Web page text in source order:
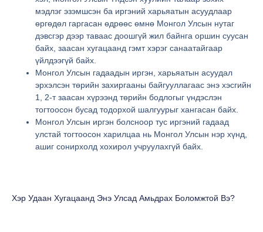
мэдлэг эзэмшсэн ба иргэний харьяатын асуудлаар
өргөдөл гаргасан өдрөөс өмнө Монгол Улсын нутаг
дэвсгэр дээр таваас доошгүй жил байнга оршин суусан
байх, заасан хугацаанд гэмт хэрэг санаатайгаар
үйлдээгүй байх.
Монгол Улсын гадаадын иргэн, харьяатын асуудал
эрхэлсэн төрийн захиргааны байгууллагаас энэ хэсгийн
1, 2-т заасан хүрээнд төрийн бодлогыг үндэслэн
тогтоосон бусад тодорхой шалгуурыг хангасан байх.
Монгол Улсын иргэн болсноор тус иргэний гадаад
улстай тогтоосон харилцаа нь Монгол Улсын нэр хүнд,
ашиг сонирхолд хохирол учруулахгүй байх.
Хэр Удаан Хугацаанд Энэ Улсад Амьдрах Боломжтой Вэ?